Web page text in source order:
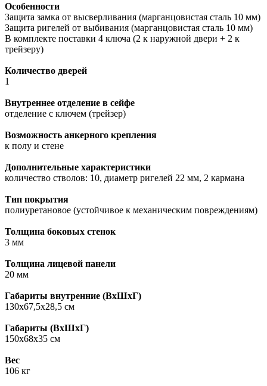
Особенности
Защита замка от высверливания (марганцовистая сталь 10 мм)
Защита ригелей от выбивания (марганцовистая сталь 10 мм)
В комплекте поставки 4 ключа (2 к наружной двери + 2 к
трейзеру)
Количество дверей
1
Внутреннее отделение в сейфе
отделение с ключем (трейзер)
Возможность анкерного крепления
к полу и стене
Дополнительные характеристики
количество стволов: 10, диаметр ригелей 22 мм, 2 кармана
Тип покрытия
полиуретановое (устойчивое к механическим повреждениям)
Толщина боковых стенок
3 мм
Толщина лицевой панели
20 мм
Габариты внутренние (ВxШxГ)
130х67,5х28,5 см
Габариты (ВxШxГ)
150x68x35 см
Вес
106 кг